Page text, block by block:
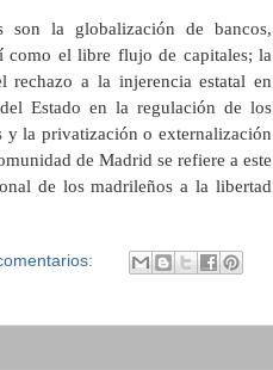
son la globalización de bancos,
como el libre flujo de capitales; la
a la injerencia estatal en
Estado en la regulación de los
y la privatización o externalización
de Madrid se refiere a este
de los madrileños a la libertad